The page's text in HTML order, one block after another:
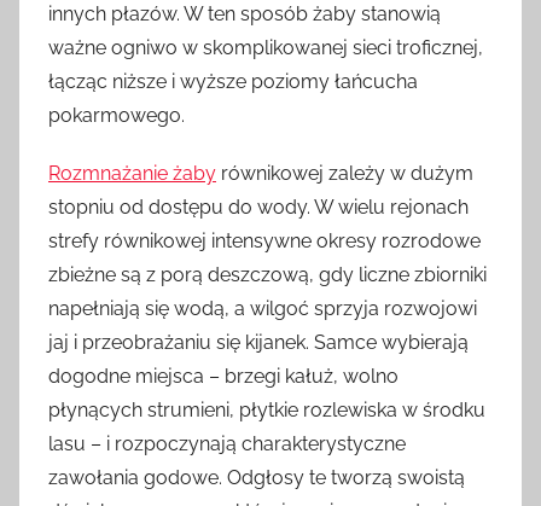
innych płazów. W ten sposób żaby stanowią
ważne ogniwo w skomplikowanej sieci troficznej,
łącząc niższe i wyższe poziomy łańcucha
pokarmowego.
Rozmnażanie żaby równikowej zależy w dużym
stopniu od dostępu do wody. W wielu rejonach
strefy równikowej intensywne okresy rozrodowe
zbieżne są z porą deszczową, gdy liczne zbiorniki
napełniają się wodą, a wilgoć sprzyja rozwojowi
jaj i przeobrażaniu się kijanek. Samce wybierają
dogodne miejsca – brzegi kałuż, wolno
płynących strumieni, płytkie rozlewiska w środku
lasu – i rozpoczynają charakterystyczne
zawołania godowe. Odgłosy te tworzą swoistą